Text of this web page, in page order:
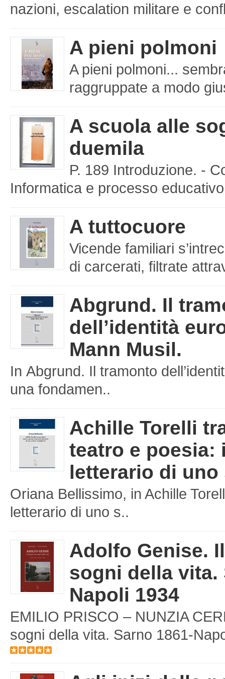
nazioni, escalation militare e
A pieni polmoni
A pieni polmoni...
raggruppate a modo
A scuola alle
duemila
P. 189 Introduzione. -
Informatica e processo
A tuttocuore
Vicende familiari
di carcerati, filtrate
Abgrund. Il
dell’identità
Mann Musil.
In Abgrund. Il tramonto
una fondamen..
Achille Torelli
teatro e poesia:
letterario di uno
Oriana Bellissimo, in Achille
letterario di uno s..
Adolfo Genise.
sogni della vita.
Napoli 1934
EMILIO PRISCO – NUNZIA
sogni della vita. Sarno 1861-